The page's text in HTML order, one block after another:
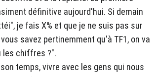
définitive aujourd'hui. Si demain
je fais X% et que je ne suis pas sur
savez pertinemment qu'à TF1, on va
les chiffres ?".
temps, vivre avec les gens qui nous